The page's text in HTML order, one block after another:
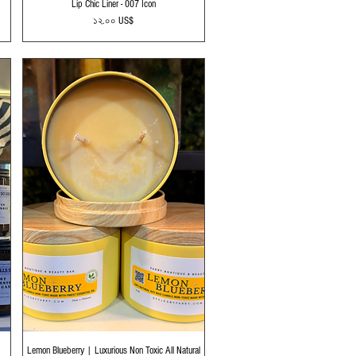
Lip Chic Liner - 007 Icon
Price
১২.০০ US$
Quick View
Lemon Blueberry | Luxurious Non Toxic All Natural